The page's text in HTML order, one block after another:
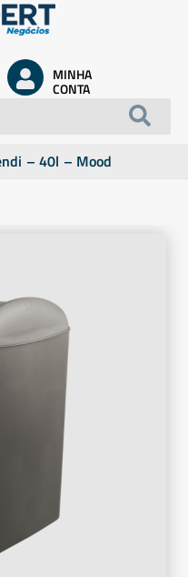
MINHA
CONTA
– 40l – Mood